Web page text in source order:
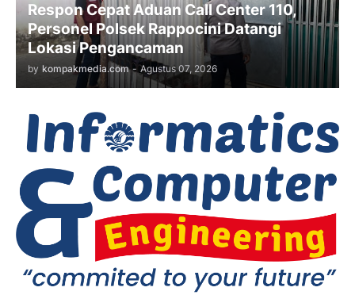
Respon Cepat Aduan Call Center 110,
Personel Polsek Rappocini Datangi
Lokasi Pengancaman
by kompakmedia.com - Agustus 07, 2026